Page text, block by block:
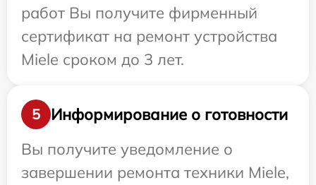
работ Вы получите фирменный
сертификат на ремонт устройства
Miele сроком до 3 лет.
5
Информирование о готовности
Вы получите уведомление о
завершении ремонта техники Miele,